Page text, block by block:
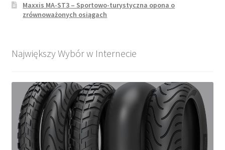
Maxxis MA-ST3 – Sportowo-turystyczna opona o
zrównoważonych osiągach
Największy Wybór w Internecie